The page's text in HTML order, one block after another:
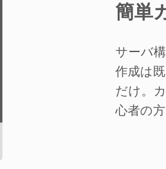
簡単
サーバ
作成は
だけ。
心者の